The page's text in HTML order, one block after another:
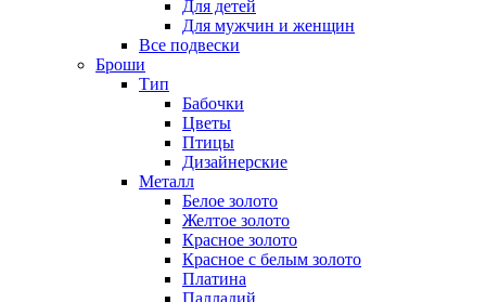
Для детей
Для мужчин и женщин
Все подвески
Броши
Тип
Бабочки
Цветы
Птицы
Дизайнерские
Металл
Белое золото
Желтое золото
Красное золото
Красное с белым золото
Платина
Палладий